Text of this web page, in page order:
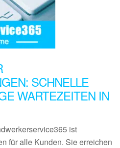
SCHNELLE
WARTEZEITEN IN
ist
für alle Kunden. Sie erreichen